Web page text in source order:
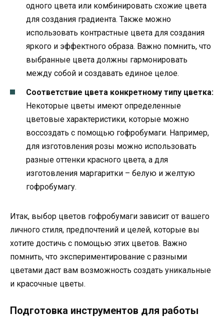
одного цвета или комбинировать схожие цвета
для создания градиента. Также можно
использовать контрастные цвета для создания
яркого и эффектного образа. Важно помнить, что
выбранные цвета должны гармонировать
между собой и создавать единое целое.
Соответствие цвета конкретному типу цветка:
Некоторые цветы имеют определенные
цветовые характеристики, которые можно
воссоздать с помощью гофробумаги. Например,
для изготовления розы можно использовать
разные оттенки красного цвета, а для
изготовления маргаритки – белую и желтую
гофробумагу.
Итак, выбор цветов гофробумаги зависит от вашего
личного стиля, предпочтений и целей, которые вы
хотите достичь с помощью этих цветов. Важно
помнить, что экспериментирование с разными
цветами даст вам возможность создать уникальные
и красочные цветы.
Подготовка инструментов для работы